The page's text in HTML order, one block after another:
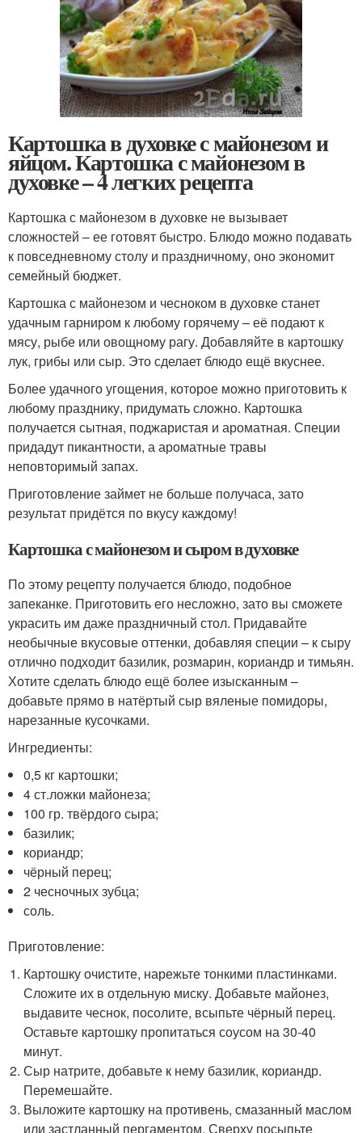
Картошка в духовке с майонезом и
яйцом. Картошка с майонезом в
духовке – 4 легких рецепта
Картошка с майонезом в духовке не вызывает
сложностей – ее готовят быстро. Блюдо можно подавать
к повседневному столу и праздничному, оно экономит
семейный бюджет.
Картошка с майонезом и чесноком в духовке станет
удачным гарниром к любому горячему – её подают к
мясу, рыбе или овощному рагу. Добавляйте в картошку
лук, грибы или сыр. Это сделает блюдо ещё вкуснее.
Более удачного угощения, которое можно приготовить к
любому празднику, придумать сложно. Картошка
получается сытная, поджаристая и ароматная. Специи
придадут пикантности, а ароматные травы
неповторимый запах.
Приготовление займет не больше получаса, зато
результат придётся по вкусу каждому!
Картошка с майонезом и сыром в духовке
По этому рецепту получается блюдо, подобное
запеканке. Приготовить его несложно, зато вы сможете
украсить им даже праздничный стол. Придавайте
необычные вкусовые оттенки, добавляя специи – к сыру
отлично подходит базилик, розмарин, кориандр и тимьян.
Хотите сделать блюдо ещё более изысканным –
добавьте прямо в натёртый сыр вяленые помидоры,
нарезанные кусочками.
Ингредиенты:
0,5 кг картошки;
4 ст.ложки майонеза;
100 гр. твёрдого сыра;
базилик;
кориандр;
чёрный перец;
2 чесночных зубца;
соль.
Приготовление:
Картошку очистите, нарежьте тонкими пластинками.
Сложите их в отдельную миску. Добавьте майонез,
выдавите чеснок, посолите, всыпьте чёрный перец.
Оставьте картошку пропитаться соусом на 30-40
минут.
Сыр натрите, добавьте к нему базилик, кориандр.
Перемешайте.
Выложите картошку на противень, смазанный маслом
или застланный пергаментом. Сверху посыпьте